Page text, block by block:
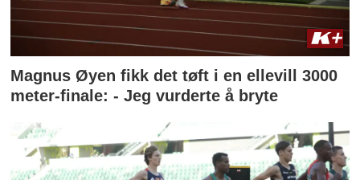
Magnus Øyen fikk det tøft i en ellevill 3000
meter-finale: - Jeg vurderte å bryte